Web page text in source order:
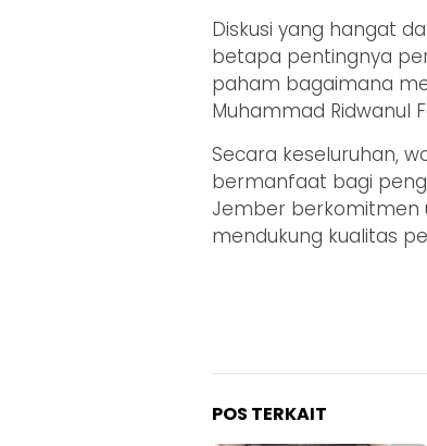
Diskusi yang hangat
betapa pentingnya
paham bagaimana
Muhammad Ridwanul
Secara keseluruhan,
bermanfaat bagi
Jember berkomitmen
mendukung kualitas
POS TERKAIT